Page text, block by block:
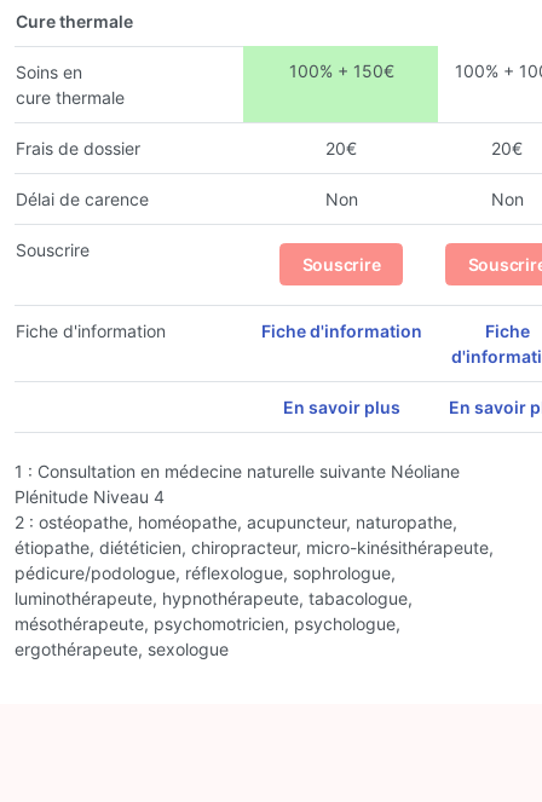
Cure thermale
Soins en
cure thermale
100% + 150€ 100% +
Frais de dossier 20€ 20€
Délai de carence Non Non
Souscrire
Souscrire
Fiche d'information Fiche d'information
Fiche
En savoir plus En savoir
1 : Consultation en médecine naturelle suivante Néoliane
Plénitude Niveau 4
2 : ostéopathe, homéopathe, acupuncteur, naturopathe,
étiopathe, diététicien, chiropracteur, micro-kinésithérapeute,
pédicure/podologue, réflexologue, sophrologue,
luminothérapeute, hypnothérapeute, tabacologue,
mésothérapeute, psychomotricien, psychologue,
ergothérapeute, sexologue